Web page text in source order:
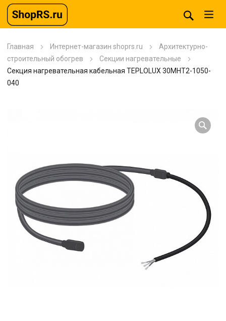
Главная Интернет-магазин shoprs.ru
Архитектурно-
строительный обогрев
Секции нагревательные
Секция нагревательная кабельная TEPLOLUX 30МНТ2-1050-
040